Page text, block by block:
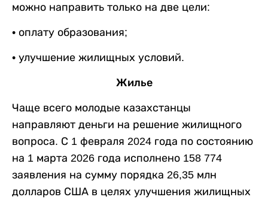
можно направить только на две цели:
• оплату образования;
• улучшение жилищных условий.
Жилье
Чаще всего молодые казахстанцы
направляют деньги на решение жилищного
вопроса. С 1 февраля 2024 года по состоянию
на 1 марта 2026 года исполнено 158 774
заявления на сумму порядка 26,35 млн
долларов США в целях улучшения жилищных